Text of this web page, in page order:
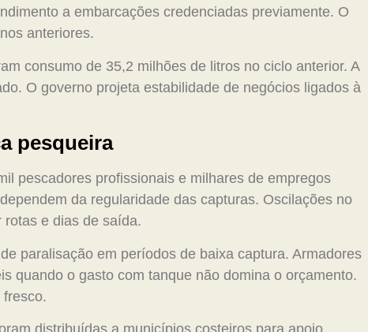
a embarcações credenciadas previamente. O
anteriores.
consumo de 35,2 milhões de litros no ciclo anterior. A
O governo projeta estabilidade de negócios ligados à
pesqueira
pescadores profissionais e milhares de empregos
da regularidade das capturas. Oscilações no
e dias de saída.
paralisação em períodos de baixa captura. Armadores
quando o gasto com tanque não domina o orçamento.
distribuídas a municípios costeiros para apoio